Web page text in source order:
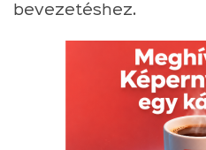
bevezetéshez.